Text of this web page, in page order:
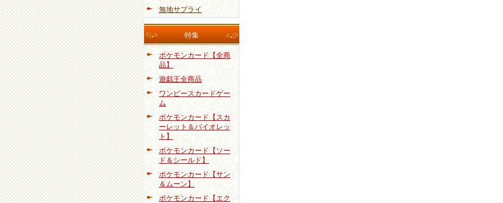
無地サプライ
特集
ポケモンカード【全商
品】
遊戯王全商品
ワンピースカードゲー
ム
ポケモンカード【スカ
ーレット＆バイオレッ
ト】
ポケモンカード【ソー
ド＆シールド】
ポケモンカード【サン
＆ムーン】
ポケモンカード【エク